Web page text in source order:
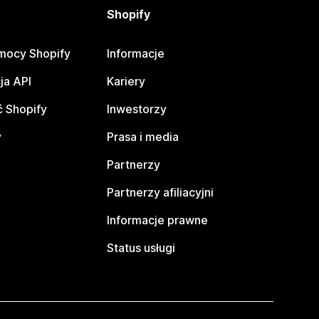
Shopify
API
Shopify
Shopify
Informacje
Kariery
Inwestorzy
Prasa i media
Partnerzy
Partnerzy afiliacyjni
Informacje prawne
Status usługi